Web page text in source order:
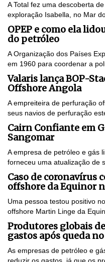
A Total fez uma descoberta
exploração Isabella, no Mar
OPEP e como ela
do petróleo
A Organização dos Países
em 1960 para coordenar a
Valaris lança BOP-
Offshore Angola
A empreiteira de perfuração
seus navios de perfuração
Cairn Confiante em
Sangomar
A empresa de petróleo e gás
forneceu uma atualização de
Caso de coronavírus
offshore da Equinor
Uma pessoa testou positivo
offshore Martin Linge da
Produtores globais
gastos após queda
As empresas de petróleo e